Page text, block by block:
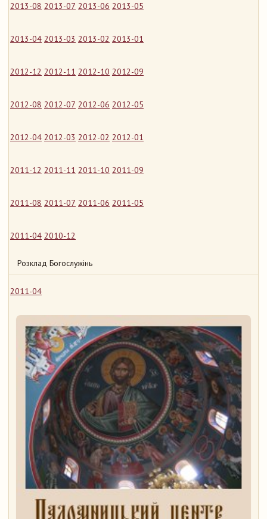
2013-08 2013-07 2013-06 2013-05
2013-04 2013-03 2013-02 2013-01
2012-12 2012-11 2012-10 2012-09
2012-08 2012-07 2012-06 2012-05
2012-04 2012-03 2012-02 2012-01
2011-12 2011-11 2011-10 2011-09
2011-08 2011-07 2011-06 2011-05
2011-04 2010-12
Розклад Богослужінь
2011-04